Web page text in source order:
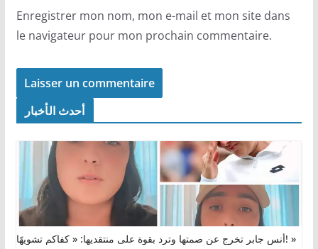
Enregistrer mon nom, mon e-mail et mon site dans
le navigateur pour mon prochain commentaire.
أحدث الأخبار
أنس جابر تخرج عن صمتها وترد بقوة على منتقديها: « كفاكم تشويهًا! »